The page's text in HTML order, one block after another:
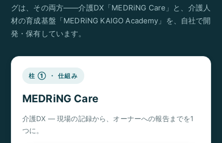
グは、その両方——介護DX「MEDRiNG Care」と、介護人
材の育成基盤「MEDRiNG KAIGO Academy」を、自社で開
発・保有しています。
柱 ① ・ 仕組み
MEDRiNG Care
介護DX ― 現場の記録から、オーナーへの報告までを1
つに。